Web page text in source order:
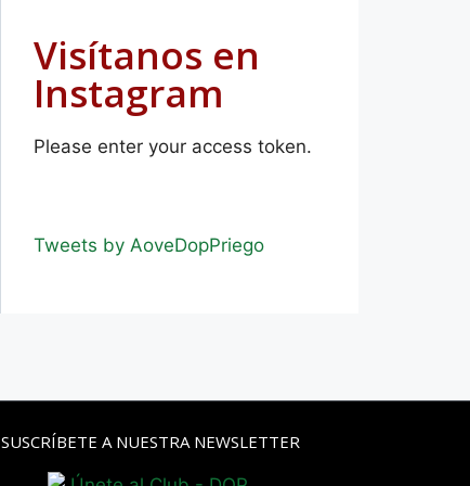
Visítanos en
Instagram
Please enter your access token.
Tweets by AoveDopPriego
SUSCRÍBETE A NUESTRA NEWSLETTER